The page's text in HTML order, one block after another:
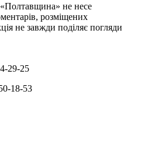
«Полтавщина» не несе
розміщених
не завжди поділяє погляди
29-25
18-53